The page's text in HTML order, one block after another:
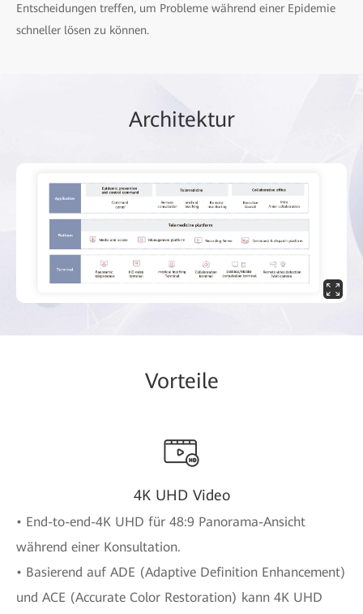
Entscheidungen treffen, um Probleme während einer Epidemie
schneller lösen zu können.
Architektur
Vorteile
4K UHD Video
• End-to-end-4K UHD für 48:9 Panorama-Ansicht
während einer Konsultation.
• Basierend auf ADE (Adaptive Definition Enhancement)
und ACE (Accurate Color Restoration) kann 4K UHD